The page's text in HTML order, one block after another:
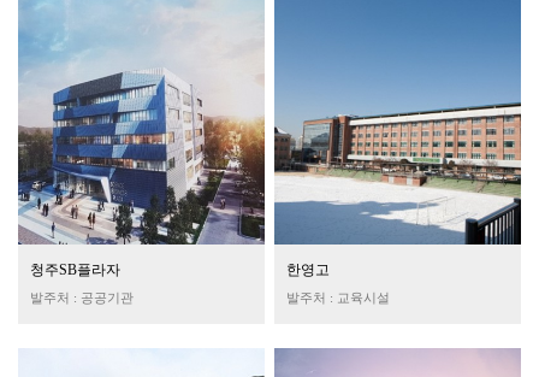
청주SB플라자
발주처 : 공공기관
한영고
발주처 : 교육시설